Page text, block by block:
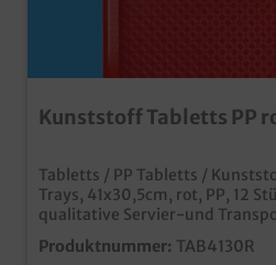
Kunststoff Tabletts PP
Tabletts / PP Tabletts /
Trays, 41x30,5cm, rot, PP, 12
qualitative Servier-und
Kunststoffideal für Kantine,
Restaurant, usw.rutschsichere
Produktnummer: TAB4130R